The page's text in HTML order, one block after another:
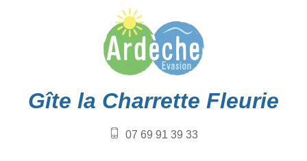
Gîte la Charrette Fleurie
07 69 91 39 33